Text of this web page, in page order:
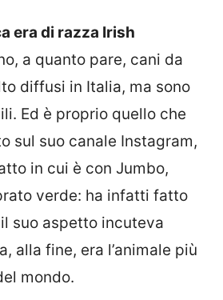
era di razza Irish
a quanto pare, cani da
diffusi in Italia, ma sono
Ed è proprio quello che
sul suo canale Instagram,
in cui è con Jumbo,
verde: ha infatti fatto
suo aspetto incuteva
alla fine, era l’animale più
mondo.